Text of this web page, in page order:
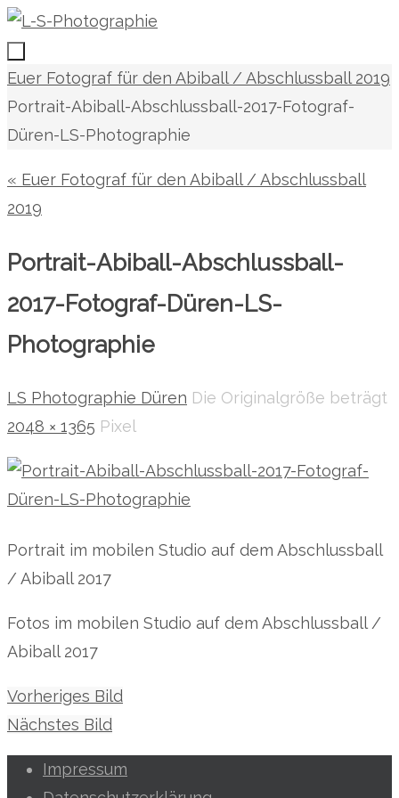
Zum
Inhalt
springen
Zum
Inhalt
springen
Start
Euer Fotograf für den Abiball / Abschlussball 2019
Portrait-Abiball-Abschlussball-2017-Fotograf-
Düren-LS-Photographie
« Euer Fotograf für den Abiball / Abschlussball
2019
Portrait-Abiball-Abschlussball-
2017-Fotograf-Düren-LS-
Photographie
LS Photographie Düren Die Originalgröße beträgt
2048 × 1365 Pixel
Portrait im mobilen Studio auf dem Abschlussball
/ Abiball 2017
Fotos im mobilen Studio auf dem Abschlussball /
Abiball 2017
Vorheriges Bild
Nächstes Bild
Impressum